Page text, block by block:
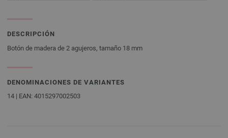
DESCRIPCIÓN
Botón de madera de 2 agujeros, tamaño 18 mm
DENOMINACIONES DE VARIANTES
14 | EAN: 4015297002503